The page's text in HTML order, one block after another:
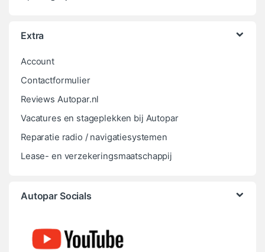
Extra
Account
Contactformulier
Reviews Autopar.nl
Vacatures en stageplekken bij Autopar
Reparatie radio / navigatiesystemen
Lease- en verzekeringsmaatschappij
Autopar Socials